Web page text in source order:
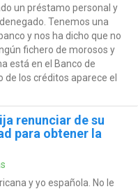
un préstamo personal y
Tenemos una
y nos ha dicho que no
fichero de morosos y
está en el Banco de
de los créditos aparece el
renunciar de su
para obtener la
y yo española. No le